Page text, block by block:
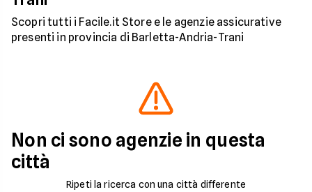
Scopri tutti i Facile.it Store e le agenzie assicurative
presenti in provincia di Barletta-Andria-Trani
Non ci sono agenzie in questa
città
Ripeti la ricerca con una città differente